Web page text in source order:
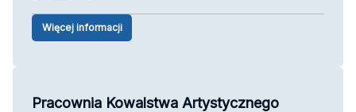
Więcej informacji
Pracownia Kowalstwa Artystycznego